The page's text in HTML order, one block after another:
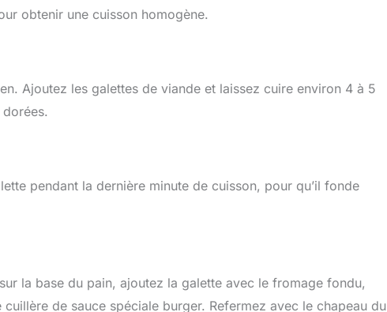
obtenir une cuisson homogène.
Ajoutez les galettes de viande et laissez cuire environ 4 à 5
pendant la dernière minute de cuisson, pour qu’il fonde
la base du pain, ajoutez la galette avec le fromage fondu,
de sauce spéciale burger. Refermez avec le chapeau du